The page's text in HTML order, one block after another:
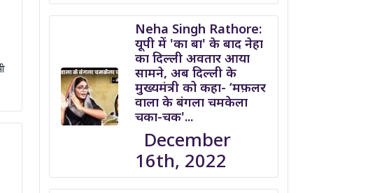
Neha Singh Rathore:
यूपी में 'का बा' के बाद नेहा
का दिल्ली अवतार आया
सामने, अब दिल्ली के
मुख्यमंत्री को कहा- ‘मफ़लर
वाला के बंगला चमकेला
चका-चक'...
December
16th, 2022